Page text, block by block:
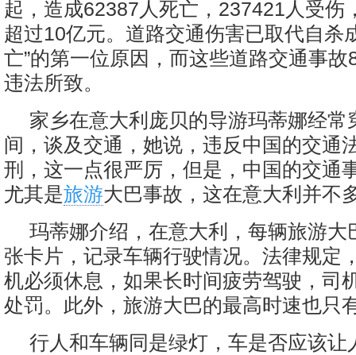
起，造成62387人死亡，237421人受伤
超过10亿元。道路交通伤害已取代自杀
亡”的第一位原因，而这些道路交通事
违法所致。
家乡在意大利庞贝的导游玛蒂娜经常
间，谈及交通，她说，违反中国的交通
刑，这一点很严厉，但是，中国的交通
尤其是旅游大巴事故，这在意大利并不
玛蒂娜介绍，在意大利，每辆旅游大
张卡片，记录车辆行驶情况。法律规定
机必须休息，如果长时间疲劳驾驶，司
处罚。此外，旅游大巴的最高时速也只
行人和车辆同是绿灯，车是否应该让